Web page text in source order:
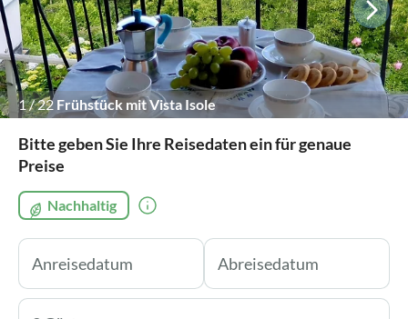
1/22 Frühstück mit Vista Isole
Bitte geben Sie Ihre Reisedaten ein für genaue
Preise
Nachhaltig